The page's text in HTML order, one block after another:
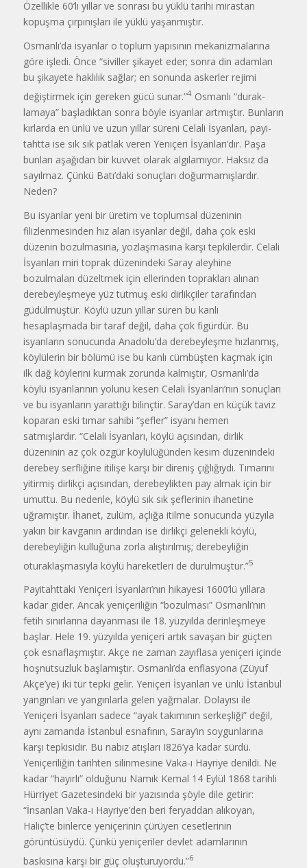
Özellikle 60’lı yıllar ve sonrası bu yüklü tarihi mirastan
kopuşma çır­pınışları ile yüklü yaşanmıştır.
Osmanlı’da isyanlar o toplum yapısının mekanizmalarına
göre işledi. Önce “siviller şikayet eder; sonra din adamları
bu şikayete haklılık sağlar; en sonunda askerler rejimi
değiştirmek için gereken gücü sunar.”4Osmanlı “durak­
lamaya” başladıktan sonra böyle isyanlar artmıştır. Bunların
kırlarda en ünlü ve uzun yıllar süreni Celali İsyanları, payi­
tahtta ise sık sık patlak veren Yeniçeri İsyanları’dır. Paşa
bunları aşağıdan bir kuvvet olarak algılamıyor. Haksız da
sayılmaz. Çünkü Batı’daki sonuçları doğurmamışlardır.
Neden?
Bu isyanlar yeni bir üretim ve toplumsal düzeninin
filizlenmesinden hız alan isyanlar değil, daha çok eski
düzenin bozulmasına, yozlaşmasına karşı tepkilerdir. Celali
İsyanları miri toprak düzenindeki Saray aleyhine
bozulmaları düzeltmek için ellerinden toprakları alınan
derebeyleşmeye yüz tutmuş eski dirlikçiler tarafından
güdülmüştür. Köylü uzun yıllar süren bu kanlı
hesaplaşmada bir taraf değil, daha çok figürdür. Bu
isyanların sonucunda Anadolu’da derebeyleşme hızlanmış,
köylülerin bir bölümü ise bu kanlı cüm­büşten kaçmak için
ilk dağ köylerini kur­mak zorunda kalmıştır, Osmanlı’da
köylü isyanlarının yolunu kesen Celali İsyanları’nın sonuçları
ve bu isyanların yarattığı bilinçtir. Saray’dan en küçük taviz
koparan eski tımar sahibi “şefler” isyanı hemen
satmışlardır. “Celali İsyan­ları, köylü açısından, dirlik
düzeninin az çok özgür köylülüğünden kesim düzenindeki
derebey serfliğine itilişe karşı bir direniş çığlığıydı. Tımarını
yitir­miş dirlikçi açısından, derebeylikten pay almak için bir
umuttu. Bu nedenle, köylü sık sık şeflerinin ihanetine
uğramıştır. İhanet, zulüm, açlığa itilme sonucunda yüzyıla
yakın bir kavganın ardından ise dirlikçi gelenekli köylü,
derebeyliğin kul­luğuna zorla alıştırılmış; derebeyliğin
oturaklaşmasıyla köylü hareketleri de durulmuştur.”5
Payitahttaki Yeniçeri İsyanları’nın hikayesi 1600’lü yıllara
kadar gider. Ancak yeniçeriliğin “bozulması” Osmanlı’nın
fetih sınırlarına dayanması ile 18. yüzyılda derinleşmeye
başlar. Hele 19. yüzyılda yeniçeri artık savaşan bir güçten
çok esnaflaşmıştır. Akçe ne zaman zayıflasa yeniçeri içinde
hoşnutsuzluk başlamıştır. Osmanlı’da enflas­yona (Züyuf
Akçe’ye) iki tür tepki gelir. Yeniçeri İsyanları ve ünlü İstanbul
yangınları ve yangınlarla gelen yağmalar. Dolayısı ile
Yeniçeri İsyanları sadece “ayak takımının serkeşliği” değil,
aynı zamanda İstanbul esnafının, Saray’ın soy­gunlarına
karşı tepkisidir. Bu nabız atışları I826’ya kadar sürdü.
Yeniçerili­ğin tarihten silinmesine Vaka-ı Hayriye denildi. Ne
kadar “hayırlı” olduğunu Namık Kemal 14 Eylül 1868 tarihli
Hürriyet Gazetesindeki bir yazısında şöyle dile getirir:
“İnsanları Vaka-ı Hayriye’den beri feryaddan alıkoyan,
Haliç’te binlerce yeniçerinin çürüyen cesetlerinin
görüntüsüydü. Çünkü yeniçeriler devlet adamlarının
baskısına karşı bir güç oluşturuyordu.”6